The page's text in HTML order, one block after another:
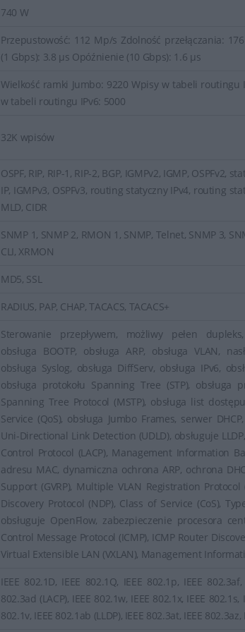
740 W
Przepustowość: 112 Mp/s Zdolność przełączania:
(1 Gbps): 3.8 µs Opóźnienie (10 Gbps): 1.6 µs
Wielkość ramki Jumbo: 9220 Wpisy w tabeli routingu
w tabeli routingu IPv6: 5000
32K wpisów
OSPF, RIP, RIP-1, RIP-2, BGP, IGMPv2, IGMP, OSPFv2,
IP, IGMPv3, OSPFv3, routing statyczny IPv4, routing
MLD, CIDR
SNMP 1, SNMP 2, RMON 1, SNMP, Telnet, SNMP 3,
CLI, XRMON
MD5, SSL
RADIUS, PAP, CHAP, TACACS, TACACS+
Sterowanie przepływem, możliwy pełen
obsługa BOOTP, obsługa ARP, obsługa VLAN,
obsługa Syslog, obsługa DiffServ, obsługa IPv6,
obsługa protokołu Spanning Tree (STP), obsługa
Spanning Tree Protocol (MSTP), obsługa list
Service (QoS), obsługa Jumbo Frames, serwer
Uni-Directional Link Detection (UDLD), obsługuje
Control Protocol (LACP), Management Information
adresu MAC, dynamiczna ochrona ARP, ochrona
Support (GVRP), Multiple VLAN Registration Protocol
Discovery Protocol (NDP), Class of Service (CoS),
obsługuje OpenFlow, zabezpieczenie procesora
Control Message Protocol (ICMP), ICMP Router
Virtual Extensible LAN (VXLAN), Management
IEEE 802.1D, IEEE 802.1Q, IEEE 802.1p, IEEE
802.3ad (LACP), IEEE 802.1w, IEEE 802.1x, IEEE 802.1s,
802.1v, IEEE 802.1ab (LLDP), IEEE 802.3at, IEEE 802.3az,